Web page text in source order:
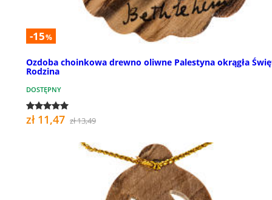
-15%
Ozdoba choinkowa drewno oliwne Palestyna okrągła
Rodzina
DOSTĘPNY
zł 11,47 zł 13,49